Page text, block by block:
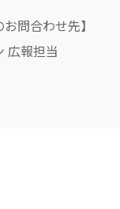
問合わせ先】
広報担当